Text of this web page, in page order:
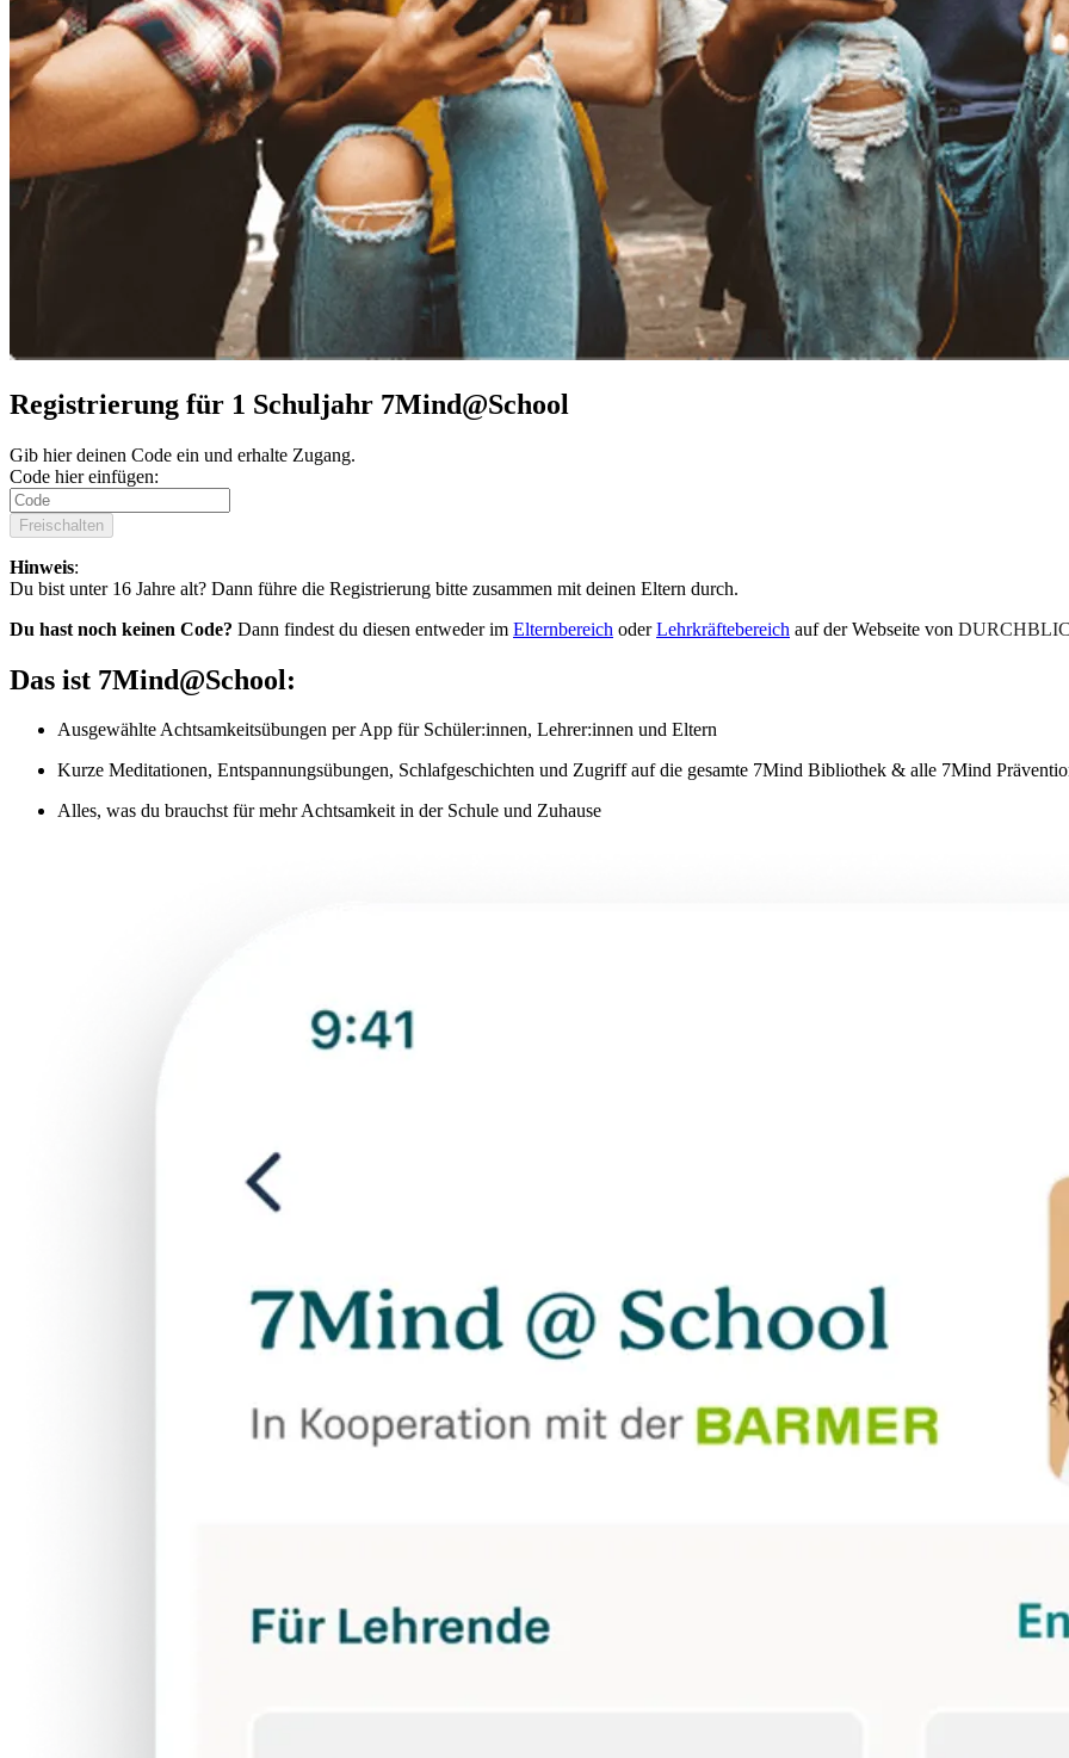
Registrierung für 1 Schuljahr 7Mind@School
Gib hier deinen Code ein und erhalte Zugang.
Code hier einfügen:
Freischalten
Hinweis:
Du bist unter 16 Jahre alt? Dann führe die Registrierung bitte zusammen mit deinen Eltern durch.
Du hast noch keinen Code? Dann findest du diesen entweder im Elternbereich oderLehrkräftebereich auf der Webseite von
Das ist 7Mind@School:
Ausgewählte Achtsamkeitsübungen per App für Schüler:innen, Lehrer:innen und Eltern
Kurze Meditationen, Entspannungsübungen, Schlafgeschichten und Zugriff auf die gesamte 7Mind Bibliothek & alle 7Mind
Alles, was du brauchst für mehr Achtsamkeit in der Schule und Zuhause